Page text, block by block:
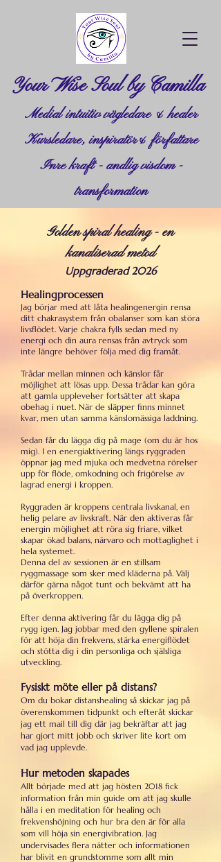
Your Wise Soul by Camilla
Medial intuitiv vägledare & healer
Kursledare, inspiratör& författare
Inre kraft - andlig visdom -
transformation
Golden spiral healing - en
kanaliserad metod
Uppgraderad 2026
Healingprocessen
Jag börjar med att låta healingenergin rensa
ditt chakrasystem från obalanser som kan störa
livsflödet. Varje chakra fylls sedan med ny
energi och din aura rensas från avtryck som
inte längre behöver följa med dig framåt.
Trådar mellan minnen och känslor får
möjlighet att lösas upp. Dessa trådar kan göra
att gamla upplevelser fortsätter att skapa
obehag i nuet. När de släpper finns minnet
kvar, men utan samma känslomässiga laddning.
Sedan får du lägga dig på mage (om du är hos
mig). I en energiaktivering längs ryggraden
öppnar jag med mjuka och medvetna rörelser
upp för flöde, omkodning och frigörelse av
lagrad energi i kroppen.
Ryggraden är kroppens centrala livskanal, en
helig pelare av livskraft. När den aktiveras får
energin möjlighet att röra sig friare, vilket
skapar ökad balans, närvaro och mottaglighet i
hela systemet.
Denna del av sessionen är en stillsam
ryggmassage som sker med kläderna på. Välj
därför gärna något tunt och bekvämt att ha
på överkroppen.
Efter denna aktivering får du lägga dig på
rygg igen. Jag jobbar med den gyllene spiralen
för att höja din frekvens, stärka energiflödet
och stötta dig i din personliga och själsliga
utveckling.
Fysiskt möte eller på distans?
Om du bokar distanshealing så skickar jag på
överenskommen tidpunkt och efteråt skickar
jag ett mail till dig där jag bekräftar att jag
har gjort mitt jobb och skriver lite kort om
vad jag upplevde.
Hur metoden skapades
Allt började med att jag hösten 2018 fick
information från min guide om att jag skulle
hålla i en meditation för healing och
frekvenshöjning och hur bra den är för alla
som vill höja sin energivibration. Jag
undervisades flera nätter och informationen
har blivit en grundstomme som allt min